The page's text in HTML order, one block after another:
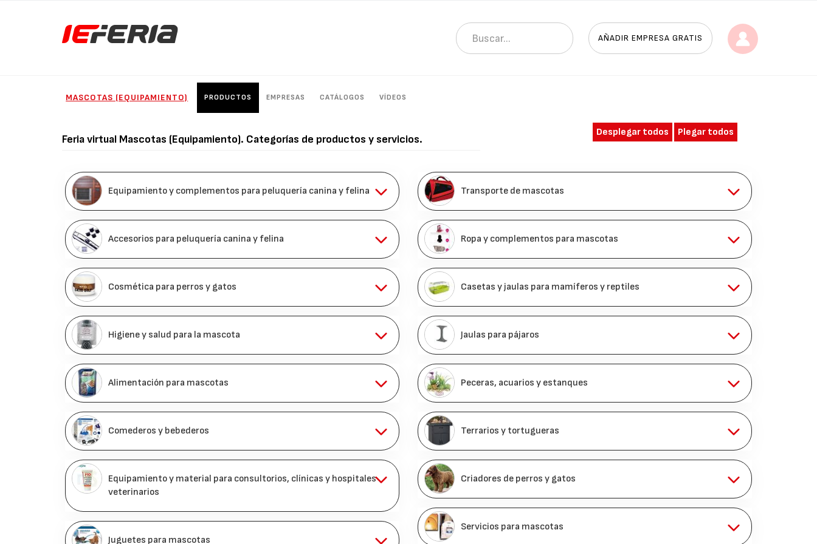
AÑADIR EMPRESA GRATIS
MASCOTAS (EQUIPAMIENTO) PRODUCTOS EMPRESAS CATÁLOGOS VÍDEOS
Feria virtual Mascotas (Equipamiento). Categorías de productos y servicios.
Desplegar todos Plegar todos
Equipamiento y complementos para peluquería canina y felina
Accesorios para peluquería canina y felina
Cosmética para perros y gatos
Higiene y salud para la mascota
Alimentación para mascotas
Comederos y bebederos
Equipamiento y material para consultorios, clínicas y hospitales
veterinarios
Juguetes para mascotas
Transporte de mascotas
Ropa y complementos para mascotas
Casetas y jaulas para mamíferos y reptiles
Jaulas para pájaros
Peceras, acuarios y estanques
Terrarios y tortugueras
Criadores de perros y gatos
Servicios para mascotas